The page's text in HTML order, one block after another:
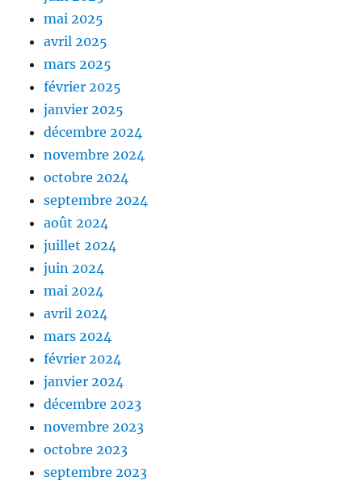
mai 2025
avril 2025
mars 2025
février 2025
janvier 2025
décembre 2024
novembre 2024
octobre 2024
septembre 2024
août 2024
juillet 2024
juin 2024
mai 2024
avril 2024
mars 2024
février 2024
janvier 2024
décembre 2023
novembre 2023
octobre 2023
septembre 2023